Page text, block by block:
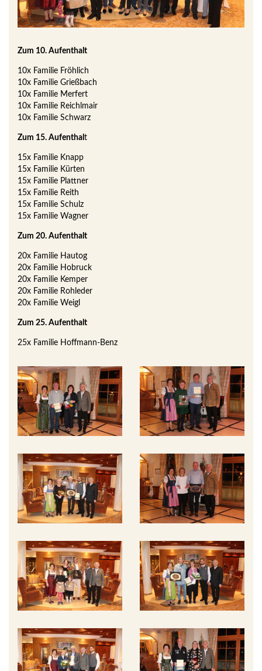
Zum 10. Aufenthalt
10x Familie Fröhlich
10x Familie Grießbach
10x Familie Merfert
10x Familie Reichlmair
10x Familie Schwarz
Zum 15. Aufenthal t
15x Familie Knapp
15x Familie Kürten
15x Familie Plattner
15x Familie Reith
15x Familie Schulz
15x Familie Wagner
Zum 20. Aufenthalt
20x Familie Hautog
20x Familie Hobruck
20x Familie Kemper
20x Familie Rohleder
20x Familie Weigl
Zum 25. Aufenthalt
25x Familie Hoffmann-Benz